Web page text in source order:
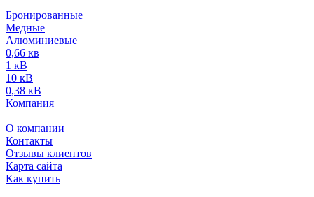
Бронированные
Медные
Алюминиевые
0,66 кв
1 кВ
10 кВ
0,38 кВ
Компания
О компании
Контакты
Отзывы клиентов
Карта сайта
Как купить